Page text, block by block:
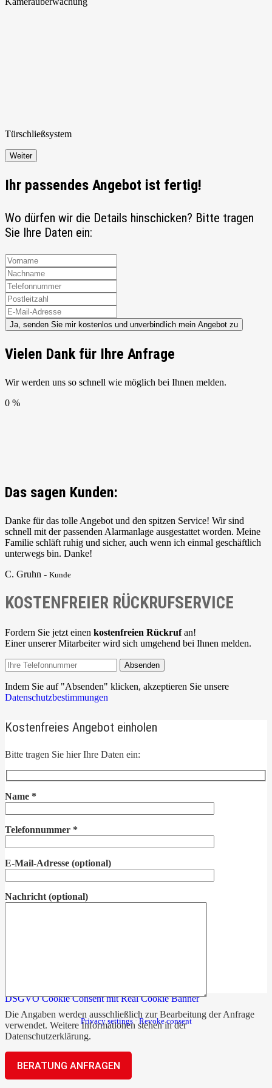
Türschließsystem
Weiter
Ihr passendes Angebot ist fertig!
Wo dürfen wir die Details hinschicken? Bitte tragen
Sie Ihre Daten ein:
Ja, senden Sie mir kostenlos und unverbindlich mein Angebot zu
Vielen Dank für Ihre Anfrage
Wir werden uns so schnell wie möglich bei Ihnen melden.
0 %
Das sagen Kunden:
Danke für das tolle Angebot und den spitzen Service! Wir sind
schnell mit der passenden Alarmanlage ausgestattet worden. Meine
Familie schläft ruhig und sicher, auch wenn ich einmal geschäftlich
unterwegs bin. Danke!
C. Gruhn - Kunde
KOSTENFREIER RÜCKRUFSERVICE
Fordern Sie jetzt einen kostenfreien Rückrufan!
Einer unserer Mitarbeiter wird sich umgehend bei Ihnen melden.
Absenden
Indem Sie auf "Absenden" klicken, akzeptieren Sie unsere
Datenschutzbestimmungen
Kostenfreies Angebot einholen
Bitte tragen Sie hier Ihre Daten ein:
Name *
Telefonnummer *
E-Mail-Adresse (optional)
Nachricht (optional)
Die Angaben werden ausschließlich zur Bearbeitung der Anfrage
verwendet. Weitere Informationen stehen in der
Datenschutzerklärung.
DSGVO Cookie Consent mit Real Cookie Banner
Privacy settings · Revoke consent